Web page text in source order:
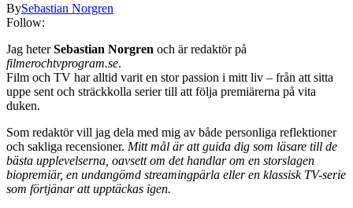
BySebastian Norgren
Follow:
Jag heterSebastian Norgren och är redaktör på
filmerochtvprogram.se.
Film och TV har alltid varit en stor passion i mitt liv – från att sitta
uppe sent och sträckkolla serier till att följa premiärerna på vita
duken.
Som redaktör vill jag dela med mig av både personliga reflektioner
och sakliga recensioner. Mitt mål är att guida dig som läsare till de
bästa upplevelserna, oavsett om det handlar om en storslagen
biopremiär, en undangömd streamingpärla eller en klassisk TV-serie
som förtjänar att upptäckas igen.